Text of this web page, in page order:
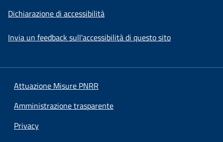
Dichiarazione di accessibilità
Invia un feedback sull'accessibilità di questo sito
Attuazione Misure PNRR
Amministrazione trasparente
Privacy